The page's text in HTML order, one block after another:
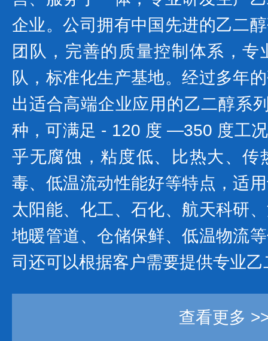
企业。公司拥有中国先进的乙二
团队，完善的质量控制体系，
队，标准化生产基地。经过多年
出适合高端企业应用的乙二醇系
种，可满足 - 120 度 —350 度工
乎无腐蚀，粘度低、比热大、传
毒、低温流动性能好等特点，适
太阳能、化工、石化、航天科研
地暖管道、仓储保鲜、低温物流
司还可以根据客户需要提供专业
查看更多